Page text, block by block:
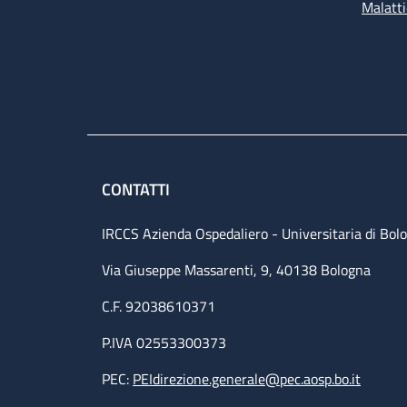
CONTATTI
IRCCS Azienda Ospedaliero - Universitaria di
Via Giuseppe Massarenti, 9, 40138 Bologna
C.F. 92038610371
P.IVA 02553300373
PEC: PEIdirezione.generale@pec.aosp.bo.it